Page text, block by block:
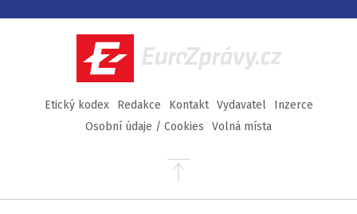
Facebook
TwitterInstagram
YouTube
EuroZprávy.cz
Etický kodex Redakce Kontakt Vydavatel
Inzerce
Osobní údaje / Cookies
Volná místa
Přejít
stránky